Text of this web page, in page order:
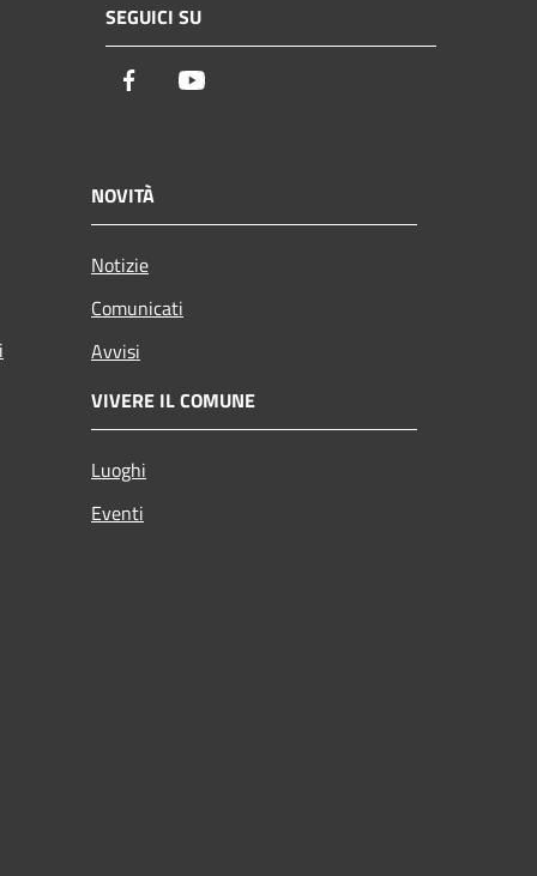
SEGUICI SU
Facebook
NOVITÀ
Notizie
Comunicati
Avvisi
VIVERE IL COMUNE
Luoghi
Eventi